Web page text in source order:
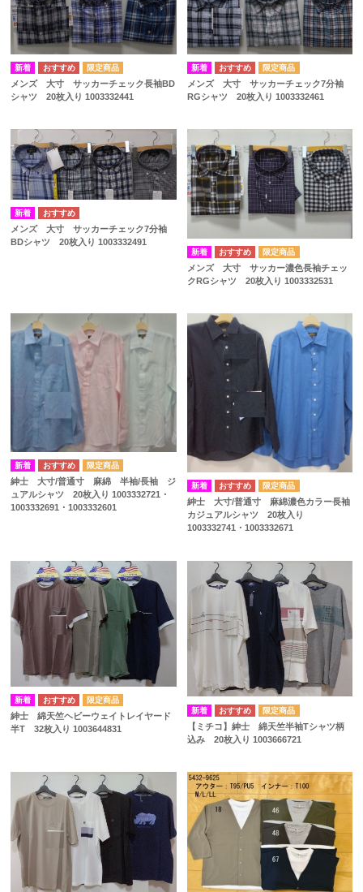
メンズ 大寸 サッカーチェック長袖BD
シャツ 20枚入り 1003332441
メンズ 大寸 サッカーチェック7分袖
RGシャツ 20枚入り 1003332461
メンズ 大寸 サッカーチェック7分袖
BDシャツ 20枚入り 1003332491
メンズ 大寸 サッカー濃色長袖チェッ
クRGシャツ 20枚入り 1003332531
紳士 大寸/普通寸 麻綿 半袖/長袖 ジ
ュアルシャツ 20枚入り 1003332721・
1003332691・1003332601
紳士 大寸/普通寸 麻綿濃色カラー長袖
カジュアルシャツ 20枚入り
1003332741・1003332671
紳士 綿天竺ヘビーウェイトレイヤード
半T 32枚入り 1003644831
【ミチコ】紳士 綿天竺半袖Tシャツ柄
込み 20枚入り 1003666721